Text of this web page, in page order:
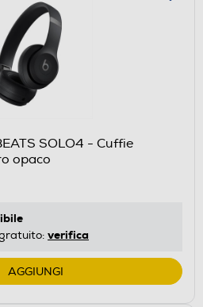
SOLO4 - Cuffie
opaco
verifica
AGGIUNGI